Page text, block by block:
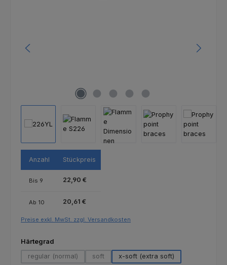
Anzahl Stückpreis
Bis 9 22,90 €
Ab 10 20,61 €
Preise exkl. MwSt. zzgl. Versandkosten
Härtegrad
regular (normal)
(Diese Option ist zurzeit nicht verfügbar.)
soft
(Diese Option ist zurzeit nicht verfügbar.)
x-soft (extra soft)